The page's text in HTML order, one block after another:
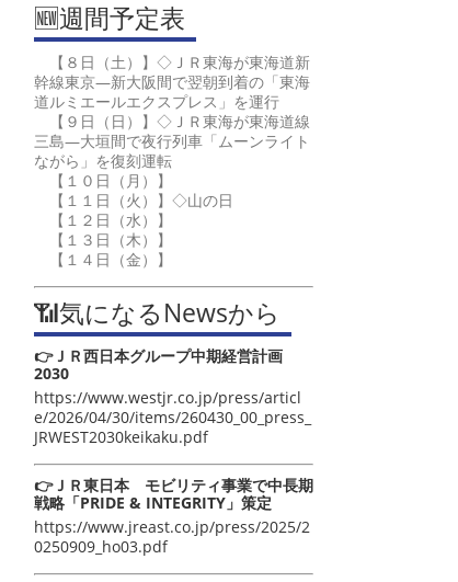
🆕週間予定表
【８日（土）】◇ＪＲ東海が東海道新
幹線東京―新大阪間で翌朝到着の「東海
道ルミエールエクスプレス」を運行
【９日（日）】◇ＪＲ東海が東海道線
三島―大垣間で夜行列車「ムーンライト
ながら」を復刻運転
【１０日（月）】
【１１日（火）】◇山の日
【１２日（水）】
【１３日（木）】
【１４日（金）】
📶気になるNewsから
👉ＪＲ西日本グループ中期経営計画
2030
https://www.westjr.co.jp/press/articl
e/2026/04/30/items/260430_00_press_
JRWEST2030keikaku.pdf
👉ＪＲ東日本 モビリティ事業で中長期
戦略「PRIDE & INTEGRITY」策定
https://www.jreast.co.jp/press/2025/2
0250909_ho03.pdf